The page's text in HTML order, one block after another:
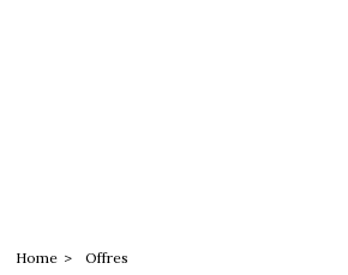
Home Offres